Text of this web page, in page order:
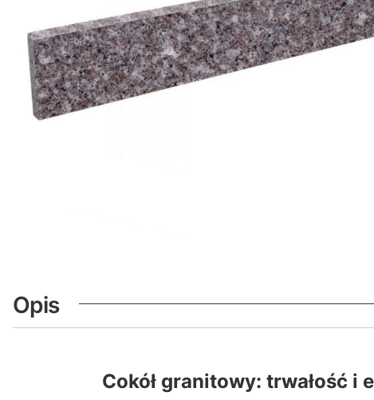
Opis
Cokół granitowy: trwałość i